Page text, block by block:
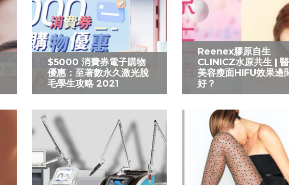
$5000 消費券電子購物
優惠：至著數永久激光脫
毛學生攻略 2021
Reenex膠原自生
CLINICZ水原共生 |
美容瘦面HIFU效果邊
好？